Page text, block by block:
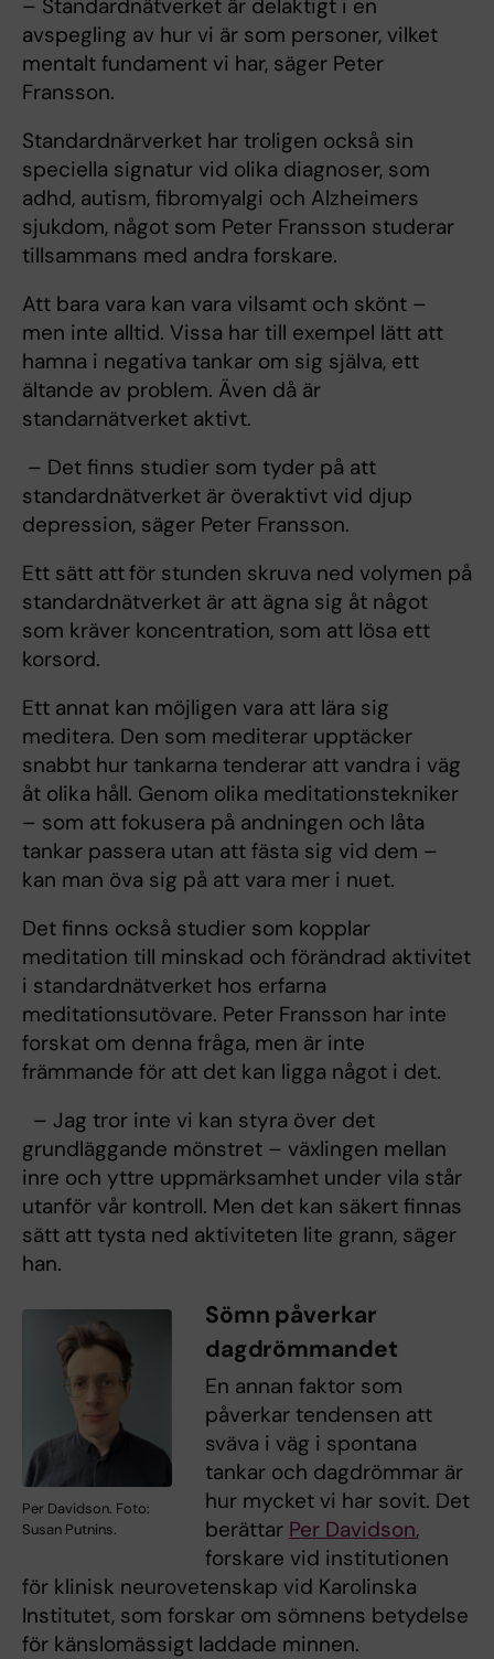
– Standardnätverket är delaktigt i en
avspegling av hur vi är som personer, vilket
mentalt fundament vi har, säger Peter
Fransson.
Standardnärverket har troligen också sin
speciella signatur vid olika diagnoser, som
adhd, autism, fibromyalgi och Alzheimers
sjukdom, något som Peter Fransson studerar
tillsammans med andra forskare.
Att bara vara kan vara vilsamt och skönt –
men inte alltid. Vissa har till exempel lätt att
hamna i negativa tankar om sig själva, ett
ältande av problem. Även då är
standarnätverket aktivt.
– Det finns studier som tyder på att
standardnätverket är överaktivt vid djup
depression, säger Peter Fransson.
Ett sätt attför stunden skruva ned volymen på
standardnätverket är att ägna sig åt något
som kräver koncentration, som att lösa ett
korsord.
Ett annat kan möjligen vara att lära sig
meditera. Den som mediterar upptäcker
snabbt hur tankarna tenderar att vandra i väg
åt olika håll. Genom olika meditationstekniker
– som att fokusera på andningen och låta
tankar passera utan att fästa sig vid dem –
kan man öva sig på att vara mer i nuet.
Det finns också studier som kopplar
meditation till minskad och förändrad aktivitet
i standardnätverket hos erfarna
meditationsutövare. Peter Fransson har inte
forskat om denna fråga, men är inte
främmande för att det kan ligga något i det.
– Jag tror inte vi kan styra över det
grundläggande mönstret – växlingen mellan
inre och yttre uppmärksamhet under vila står
utanför vår kontroll. Men det kan säkert finnas
sätt att tysta ned aktiviteten lite grann, säger
han.
Per Davidson. Foto:
Susan Putnins.
Sömn påverkar
dagdrömmandet
En annan faktor som
påverkar tendensen att
sväva i väg i spontana
tankar och dagdrömmar är
hur mycket vi har sovit. Det
berättar Per Davidson,
forskare vid institutionen
för klinisk neurovetenskap vid Karolinska
Institutet, som forskar om sömnens betydelse
för känslomässigt laddade minnen.